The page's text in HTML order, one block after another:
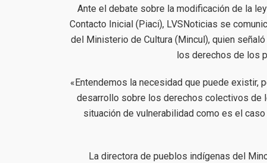
Ante el debate sobre la modificación de la
Contacto Inicial (Piaci), LVSNoticias se
del Ministerio de Cultura (Mincul), quien
los derechos de los
«Entendemos la necesidad que puede existir,
desarrollo sobre los derechos colectivos de
situación de vulnerabilidad como es el
La directora de pueblos indígenas del